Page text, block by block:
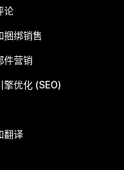
论
捆绑销售
件营销
擎优化 (SEO)
翻译